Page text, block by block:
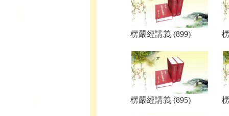
楞嚴經講義 (899)
楞嚴經講義 (895)